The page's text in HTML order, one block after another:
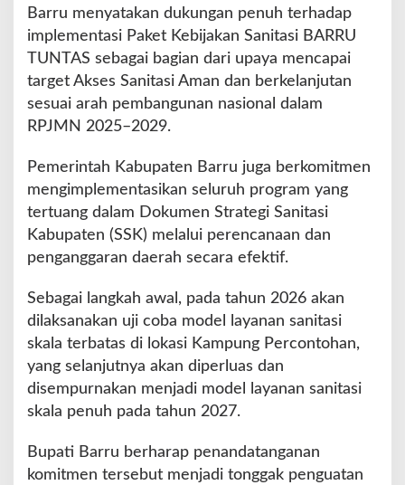
Barru menyatakan dukungan penuh terhadap
implementasi Paket Kebijakan Sanitasi BARRU
TUNTAS sebagai bagian dari upaya mencapai
target Akses Sanitasi Aman dan berkelanjutan
sesuai arah pembangunan nasional dalam
RPJMN 2025–2029.
Pemerintah Kabupaten Barru juga berkomitmen
mengimplementasikan seluruh program yang
tertuang dalam Dokumen Strategi Sanitasi
Kabupaten (SSK) melalui perencanaan dan
penganggaran daerah secara efektif.
Sebagai langkah awal, pada tahun 2026 akan
dilaksanakan uji coba model layanan sanitasi
skala terbatas di lokasi Kampung Percontohan,
yang selanjutnya akan diperluas dan
disempurnakan menjadi model layanan sanitasi
skala penuh pada tahun 2027.
Bupati Barru berharap penandatanganan
komitmen tersebut menjadi tonggak penguatan